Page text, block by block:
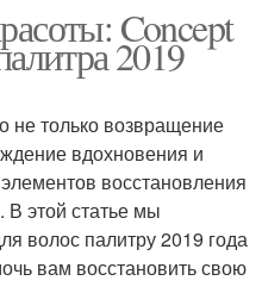
Concept
2019
не только возвращение
вдохновения и
восстановления
В этой статье мы
волос палитру 2019 года
вам восстановить свою